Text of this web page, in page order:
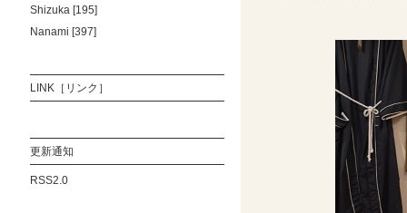
Shizuka [195]
Nanami [397]
LINK［リンク］
更新通知
RSS2.0